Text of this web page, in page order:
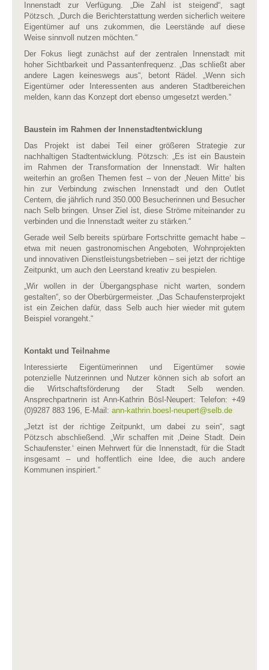
Innenstadt zur Verfügung. „Die Zahl ist steigend“, sagt
Pötzsch. „Durch die Berichterstattung werden sicherlich weitere
Eigentümer auf uns zukommen, die Leerstände auf diese
Weise sinnvoll nutzen möchten.“
Der Fokus liegt zunächst auf der zentralen Innenstadt mit
hoher Sichtbarkeit und Passantenfrequenz. „Das schließt aber
andere Lagen keineswegs aus“, betont Rädel. „Wenn sich
Eigentümer oder Interessenten aus anderen Stadtbereichen
melden, kann das Konzept dort ebenso umgesetzt werden.“
Baustein im Rahmen der Innenstadtentwicklung
Das Projekt ist dabei Teil einer größeren Strategie zur
nachhaltigen Stadtentwicklung. Pötzsch: „Es ist ein Baustein
im Rahmen der Transformation der Innenstadt. Wir halten
weiterhin an großen Themen fest – von der ‚Neuen Mitte‘ bis
hin zur Verbindung zwischen Innenstadt und den Outlet
Centern, die jährlich rund 350.000 Besucherinnen und Besucher
nach Selb bringen. Unser Ziel ist, diese Ströme miteinander zu
verbinden und die Innenstadt weiter zu stärken.“
Gerade weil Selb bereits spürbare Fortschritte gemacht habe –
etwa mit neuen gastronomischen Angeboten, Wohnprojekten
und innovativen Dienstleistungsbetrieben – sei jetzt der richtige
Zeitpunkt, um auch den Leerstand kreativ zu bespielen.
„Wir wollen in der Übergangsphase nicht warten, sondern
gestalten“, so der Oberbürgermeister. „Das Schaufensterprojekt
ist ein Zeichen dafür, dass Selb auch hier wieder mit gutem
Beispiel vorangeht.“
Kontakt und Teilnahme
Interessierte Eigentümerinnen und Eigentümer sowie
potenzielle Nutzerinnen und Nutzer können sich ab sofort an
die Wirtschaftsförderung der Stadt Selb wenden.
Ansprechpartnerin ist Ann-Kathrin Bösl-Neupert: Telefon: +49
(0)9287 883 196, E-Mail: ann-kathrin.boesl-neupert​@​selb.de
„Jetzt ist der richtige Zeitpunkt, um dabei zu sein“, sagt
Pötzsch abschließend. „Wir schaffen mit ‚Deine Stadt. Dein
Schaufenster.‘ einen Mehrwert für die Innenstadt, für die Stadt
insgesamt – und hoffentlich eine Idee, die auch andere
Kommunen inspiriert.“